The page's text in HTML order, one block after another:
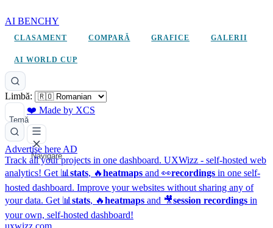
AI BENCHY
CLASAMENT COMPARĂ GRAFICE GALERII
AI WORLD CUP
Limbă:
Temă
❤️ Made by XCS
Navigare
Advertise here AD
Track all your projects in one dashboard. UXWizz - self-hosted web
analytics! Get 📊 stats, 🔥heatmaps and 👀recordings in one self-
hosted dashboard. Improve your websites without sharing any of
your data. Get 📊 stats, 🔥heatmaps and 🎥session recordings in
your own, self-hosted dashboard!
uxwizz.com